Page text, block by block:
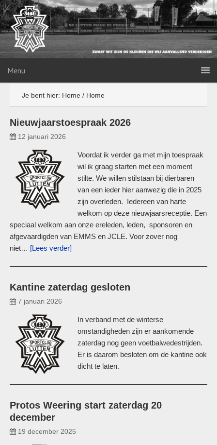
Menu
Je bent hier: Home / Home
Nieuwjaarstoespraak 2026
12 januari 2026
Voordat ik verder ga met mijn toespraak
wil ik graag starten met een moment
stilte. We willen stilstaan bij dierbaren
van een ieder hier aanwezig die in 2025
zijn overleden. Iedereen van harte
welkom op deze nieuwjaarsreceptie. Een
speciaal welkom aan onze ereleden, leden, sponsoren en
afgevaardigden van EMMS en JCLE. Voor zover nog
niet… [Lees verder]
Kantine zaterdag gesloten
7 januari 2026
In verband met de winterse
omstandigheden zijn er aankomende
zaterdag nog geen voetbalwedestrijden.
Er is daarom besloten om de kantine ook
dicht te laten.
Protos Weering start zaterdag 20
december
19 december 2025